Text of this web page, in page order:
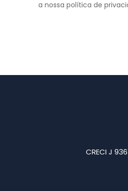
a nossa política de
CRECI J